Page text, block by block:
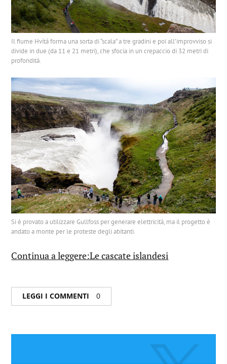
Il fiume Hvítá forma una sorta di “scala” a tre gradini e poi all’improvviso si
divide in due (da 11 e 21 metri), che sfocia in un crepaccio di 32 metri di
profondità.
Si è provato a utilizzare Gullfoss per generare elettricità, ma il progetto è
andato a monte per le proteste degli abitanti.
Continua a leggere:Le cascate islandesi
LEGGI I COMMENTI 0